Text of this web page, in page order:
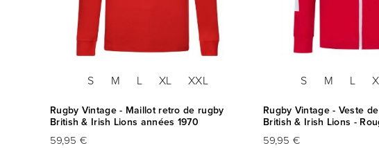
S M L XL XXL
Rugby Vintage - Maillot retro de rugby
British & Irish Lions années 1970
59,95 €
S M L
Rugby Vintage - Veste
British & Irish Lions -
59,95 €